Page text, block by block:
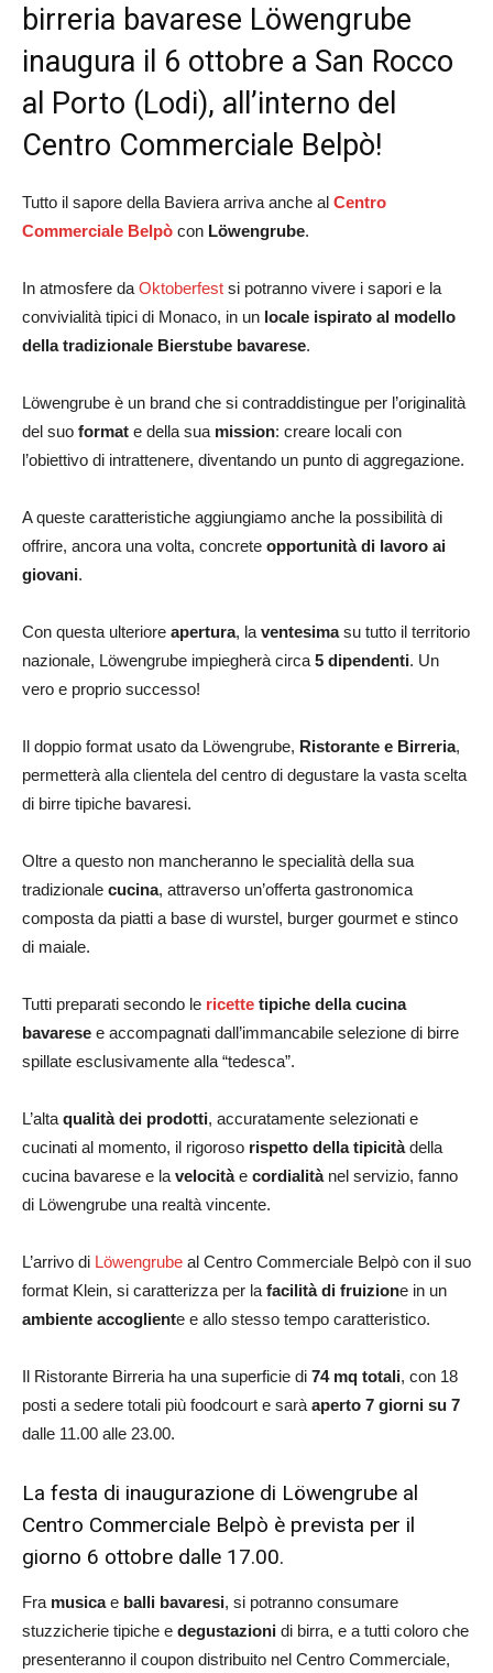
birreria bavarese Löwengrube
inaugura il 6 ottobre a San Rocco
al Porto (Lodi), all’interno del
Centro Commerciale Belpò!
Tutto il sapore della Baviera arriva anche al Centro
Commerciale Belpò con Löwengrube.
In atmosfere da Oktoberfest si potranno vivere i sapori e la
convivialità tipici di Monaco, in un locale ispirato al modello
della tradizionale Bierstube bavarese.
Löwengrube è un brand che si contraddistingue per l’originalità
del suo format e della sua mission: creare locali con
l’obiettivo di intrattenere, diventando un punto di aggregazione.
A queste caratteristiche aggiungiamo anche la possibilità di
offrire, ancora una volta, concrete opportunità di lavoro ai
giovani.
Con questa ulteriore apertura, la ventesimasu tutto il territorio
nazionale, Löwengrube impiegherà circa 5 dipendenti. Un
vero e proprio successo!
Il doppio format usato da Löwengrube, Ristorante e Birreria,
permetterà alla clientela del centro di degustare la vasta scelta
di birre tipiche bavaresi.
Oltre a questo non mancheranno le specialità della sua
tradizionale cucina, attraverso un’offerta gastronomica
composta da piatti a base di wurstel, burger gourmet e stinco
di maiale.
Tutti preparati secondo le ricette tipiche della cucina
bavarese e accompagnati dall’immancabile selezione di birre
spillate esclusivamente alla “tedesca”.
L’alta qualità dei prodotti, accuratamente selezionati e
cucinati al momento, il rigoroso rispetto della tipicitàdella
cucina bavarese e la velocitàe cordialitànel servizio, fanno
di Löwengrube una realtà vincente.
L’arrivo di Löwengrube al Centro Commerciale Belpò con il suo
format Klein, si caratterizza per la facilità di fruizione in un
ambiente accogliente e allo stesso tempo caratteristico.
Il Ristorante Birreria ha una superficie di 74 mq totali, con 18
posti a sedere totali più foodcourt e sarà aperto 7 giorni su 7
dalle 11.00 alle 23.00.
La festa di inaugurazione di Löwengrube al
Centro Commerciale Belpò è prevista per il
giorno 6 ottobre dalle 17.00.
Fra musicae balli bavaresi, si potranno consumare
stuzzicherie tipiche e degustazioni di birra, e a tutti coloro che
presenteranno il coupon distribuito nel Centro Commerciale,